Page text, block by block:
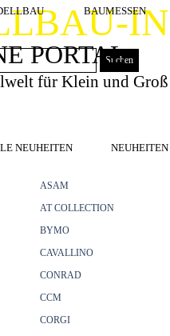
BAUMESSEN
PORTAL
Suchen
für Klein und Groß
NEUHEITEN
ASAM
AT COLLECTION
BYMO
CAVALLINO
CONRAD
CCM
CORGI